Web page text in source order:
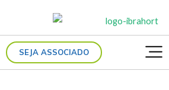
conteúdoSEJA ASSOCIADO